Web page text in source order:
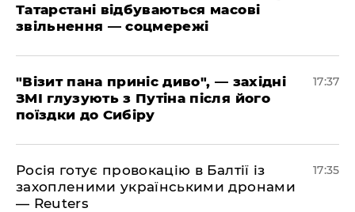
Татарстані відбуваються масові
звільнення — соцмережі
"Візит пана приніс диво", — західні
ЗМІ глузують з Путіна після його
поїздки до Сибіру
17:37
Росія готує провокацію в Балтії із
захопленими українськими дронами
— Reuters
17:35